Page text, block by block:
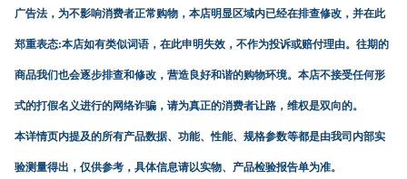
广告法，为不影响消费者正常购物，本店明显区域内已经在排查修改，并在此
郑重表态:本店如有类似词语，在此申明失效，不作为投诉或赔付理由。往期的
商品我们也会逐步排查和修改，营造良好和谐的购物环境。本店不接受任何形
式的打假名义进行的网络诈骗，请为真正的消费者让路，维权是双向的。
本详情页内提及的所有产品数据、功能、性能、规格参数等都是由我司内部实
验测量得出，仅供参考，具体信息请以实物、产品检验报告单为准。